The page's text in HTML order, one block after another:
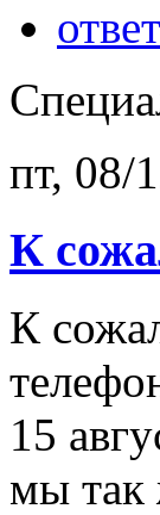
пт, 08/
К
К
15
мы так